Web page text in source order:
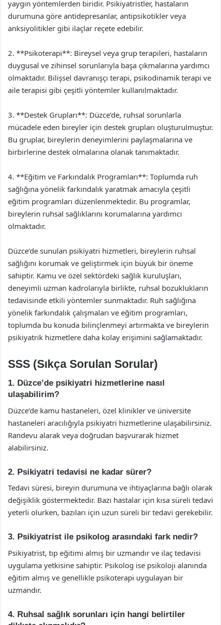
yaygın yöntemlerden biridir. Psikiyatristler, hastaların
durumuna göre antidepresanlar, antipsikotikler veya
anksiyolitikler gibi ilaçlar reçete edebilir.
2. **Psikoterapi**: Bireysel veya grup terapileri, hastaların
duygusal ve zihinsel sorunlarıyla başa çıkmalarına yardımcı
olmaktadır. Bilişsel davranışçı terapi, psikodinamik terapi ve
aile terapisi gibi çeşitli yöntemler kullanılmaktadır.
3. **Destek Grupları**: Düzce’de, ruhsal sorunlarla
mücadele eden bireyler için destek grupları oluşturulmuştur.
Bu gruplar, bireylerin deneyimlerini paylaşmalarına ve
birbirlerine destek olmalarına olanak tanımaktadır.
4. **Eğitim ve Farkındalık Programları**: Toplumda ruh
sağlığına yönelik farkındalık yaratmak amacıyla çeşitli
eğitim programları düzenlenmektedir. Bu programlar,
bireylerin ruhsal sağlıklarını korumalarına yardımcı
olmaktadır.
Düzce’de sunulan psikiyatri hizmetleri, bireylerin ruhsal
sağlığını korumak ve geliştirmek için büyük bir öneme
sahiptir. Kamu ve özel sektördeki sağlık kuruluşları,
deneyimli uzman kadrolarıyla birlikte, ruhsal bozuklukların
tedavisinde etkili yöntemler sunmaktadır. Ruh sağlığına
yönelik farkındalık çalışmaları ve eğitim programları,
toplumda bu konuda bilinçlenmeyi artırmakta ve bireylerin
psikiyatrik hizmetlere daha kolay erişimini sağlamaktadır.
SSS (Sıkça Sorulan Sorular)
1. Düzce’de psikiyatri hizmetlerine nasıl
ulaşabilirim?
Düzce’de kamu hastaneleri, özel klinikler ve üniversite
hastaneleri aracılığıyla psikiyatri hizmetlerine ulaşabilirsiniz.
Randevu alarak veya doğrudan başvurarak hizmet
alabilirsiniz.
2. Psikiyatri tedavisi ne kadar sürer?
Tedavi süresi, bireyin durumuna ve ihtiyaçlarına bağlı olarak
değişiklik göstermektedir. Bazı hastalar için kısa süreli tedavi
yeterli olurken, bazıları için uzun süreli bir tedavi gerekebilir.
3. Psikiyatrist ile psikolog arasındaki fark nedir?
Psikiyatrist, tıp eğitimi almış bir uzmandır ve ilaç tedavisi
uygulama yetkisine sahiptir. Psikolog ise psikoloji alanında
eğitim almış ve genellikle psikoterapi uygulayan bir
uzmandır.
4. Ruhsal sağlık sorunları için hangi belirtiler